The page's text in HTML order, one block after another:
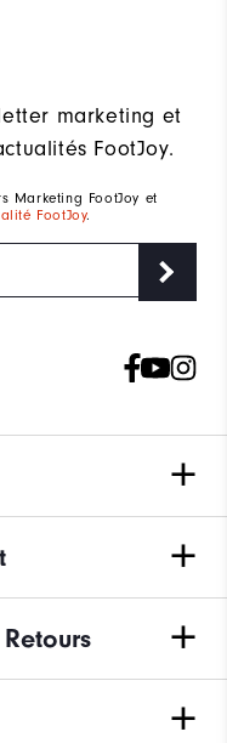
marketing et
FootJoy.
Marketing FootJoy et
FootJoy.